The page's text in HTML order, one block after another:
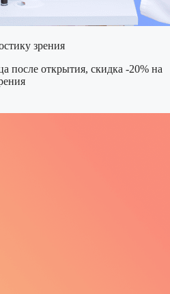
зрения
после открытия, скидка -20% на